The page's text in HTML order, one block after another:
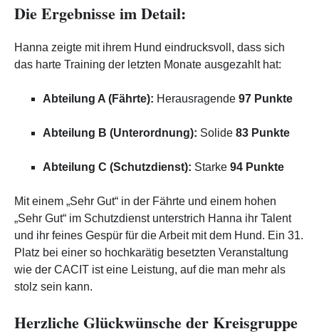
Die Ergebnisse im Detail:
Hanna zeigte mit ihrem Hund eindrucksvoll, dass sich
das harte Training der letzten Monate ausgezahlt hat:
Abteilung A (Fährte): Herausragende 97 Punkte
Abteilung B (Unterordnung): Solide 83 Punkte
Abteilung C (Schutzdienst): Starke 94 Punkte
Mit einem „Sehr Gut“ in der Fährte und einem hohen
„Sehr Gut“ im Schutzdienst unterstrich Hanna ihr Talent
und ihr feines Gespür für die Arbeit mit dem Hund. Ein 31.
Platz bei einer so hochkarätig besetzten Veranstaltung
wie der CACIT ist eine Leistung, auf die man mehr als
stolz sein kann.
Herzliche Glückwünsche der Kreisgruppe